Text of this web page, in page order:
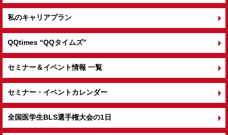
私のキャリアプラン
QQtimes “QQタイムズ”
セミナー＆イベント情報 一覧
セミナー・イベントカレンダー
全国医学生BLS選手権大会の1日